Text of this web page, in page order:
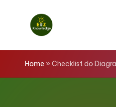
E
z
Home » Checklist do